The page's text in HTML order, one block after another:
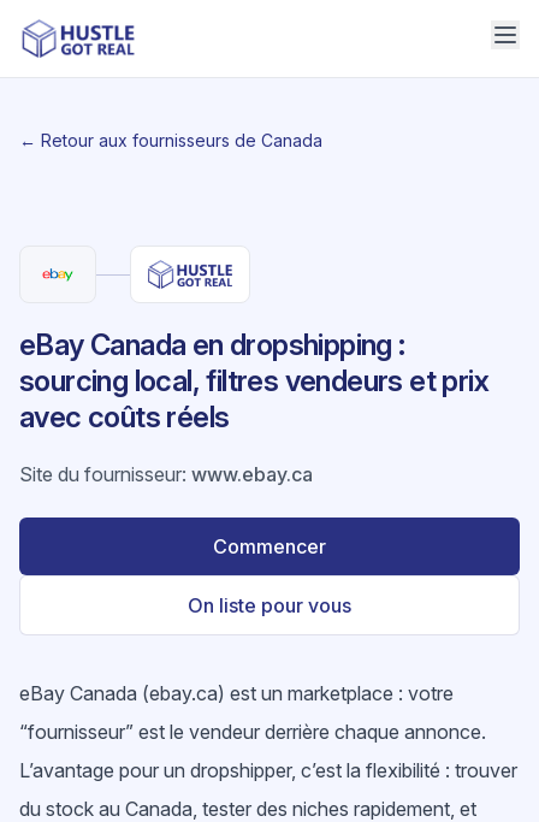
← Retour aux fournisseurs de Canada
eBay Canada en dropshipping :
sourcing local, filtres vendeurs et prix
avec coûts réels
Site du fournisseur: www.ebay.ca
Commencer
On liste pour vous
eBay Canada (ebay.ca) est un marketplace : votre
“fournisseur” est le vendeur derrière chaque annonce.
L’avantage pour un dropshipper, c’est la flexibilité : trouver
du stock au Canada, tester des niches rapidement, et